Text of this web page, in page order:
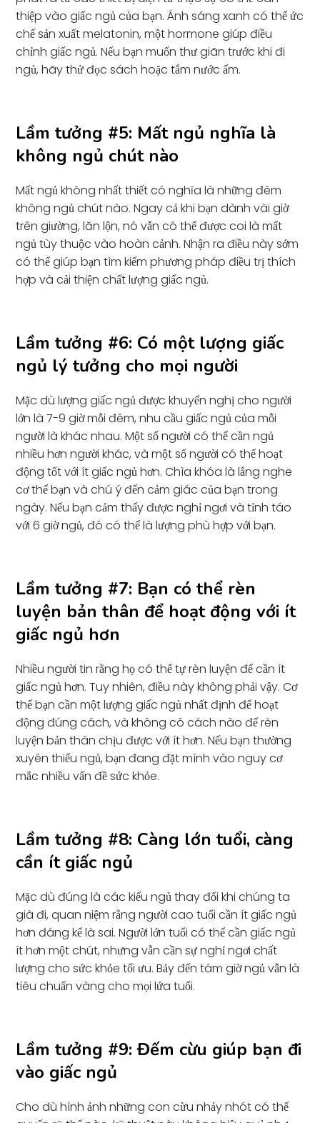
thiệp vào giấc ngủ của bạn. Ánh sáng xanh có thể ức
chế sản xuất melatonin, một hormone giúp điều
chỉnh giấc ngủ. Nếu bạn muốn thư giãn trước khi đi
ngủ, hãy thử đọc sách hoặc tắm nước ấm.
Lầm tưởng #5: Mất ngủ nghĩa là
không ngủ chút nào
Mất ngủ không nhất thiết có nghĩa là những đêm
không ngủ chút nào. Ngay cả khi bạn dành vài giờ
trên giường, lăn lộn, nó vẫn có thể được coi là mất
ngủ tùy thuộc vào hoàn cảnh. Nhận ra điều này sớm
có thể giúp bạn tìm kiếm phương pháp điều trị thích
hợp và cải thiện chất lượng giấc ngủ.
Lầm tưởng #6: Có một lượng giấc
ngủ lý tưởng cho mọi người
Mặc dù lượng giấc ngủ được khuyến nghị cho người
lớn là 7-9 giờ mỗi đêm, nhu cầu giấc ngủ của mỗi
người là khác nhau. Một số người có thể cần ngủ
nhiều hơn người khác, và một số người có thể hoạt
động tốt với ít giấc ngủ hơn. Chìa khóa là lắng nghe
cơ thể bạn và chú ý đến cảm giác của bạn trong
ngày. Nếu bạn cảm thấy được nghỉ ngơi và tỉnh táo
với 6 giờ ngủ, đó có thể là lượng phù hợp với bạn.
Lầm tưởng #7: Bạn có thể rèn
luyện bản thân để hoạt động với ít
giấc ngủ hơn
Nhiều người tin rằng họ có thể tự rèn luyện để cần ít
giấc ngủ hơn. Tuy nhiên, điều này không phải vậy. Cơ
thể bạn cần một lượng giấc ngủ nhất định để hoạt
động đúng cách, và không có cách nào để rèn
luyện bản thân chịu được với ít hơn. Nếu bạn thường
xuyên thiếu ngủ, bạn đang đặt mình vào nguy cơ
mắc nhiều vấn đề sức khỏe.
Lầm tưởng #8: Càng lớn tuổi, càng
cần ít giấc ngủ
Mặc dù đúng là các kiểu ngủ thay đổi khi chúng ta
già đi, quan niệm rằng người cao tuổi cần ít giấc ngủ
hơn đáng kể là sai. Người lớn tuổi có thể cần giấc ngủ
ít hơn một chút, nhưng vẫn cần sự nghỉ ngơi chất
lượng cho sức khỏe tối ưu. Bảy đến tám giờ ngủ vẫn là
tiêu chuẩn vàng cho mọi lứa tuổi.
Lầm tưởng #9: Đếm cừu giúp bạn đi
vào giấc ngủ
Cho dù hình ảnh những con cừu nhảy nhót có thể